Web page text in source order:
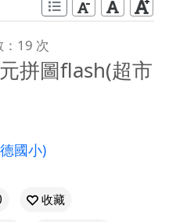
19 次
拼圖flash(超市
國小)
收藏